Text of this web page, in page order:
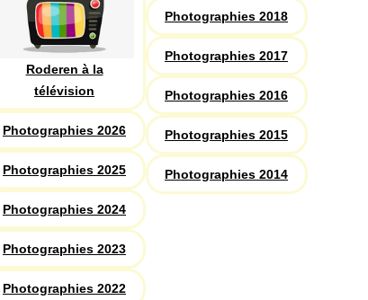
Roderen à la
télévision
Photographies 2026
Photographies 2025
Photographies 2024
Photographies 2023
Photographies 2022
Photographies 2018
Photographies 2017
Photographies 2016
Photographies 2015
Photographies 2014